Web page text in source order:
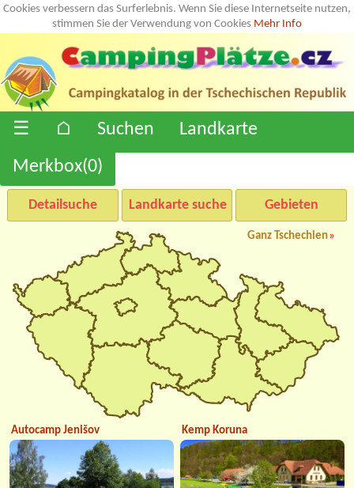
Cookies verbessern das Surferlebnis. Wenn Sie diese Internetseite nutzen,
stimmen Sie der Verwendung von Cookies Mehr Info
☰ ⌂ Suchen
Landkarte
Merkbox(0)
Detailsuche Landkarte suche Gebieten
Ganz Tschechien»
Autocamp Jenišov Kemp Koruna